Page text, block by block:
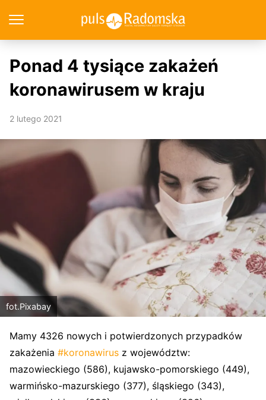
Ponad 4 tysiące zakażeń
koronawirusem w kraju
2 lutego 2021
fot.Pixabay
Mamy 4326 nowych i potwierdzonych przypadków
zakażenia #koronawirus z województw:
mazowieckiego (586), kujawsko-pomorskiego (449),
warmińsko-mazurskiego (377), śląskiego (343),